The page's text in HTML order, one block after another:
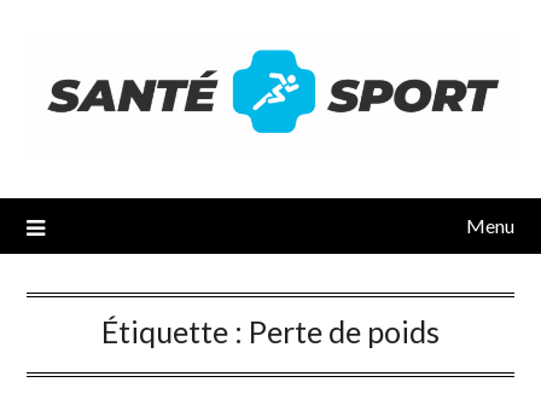
Menu
Étiquette : Perte de poids